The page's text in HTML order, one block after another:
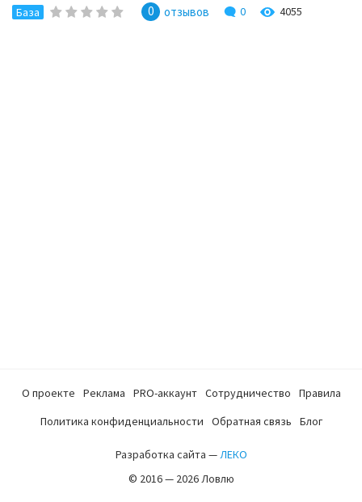
База 0 отзывов 0 4055
О проекте Реклама PRO-аккаунт Сотрудничество
Правила
Политика конфиденциальности
Обратная связь Блог
Разработка сайта —ЛЕКО
© 2016 — 2026 Ловлю